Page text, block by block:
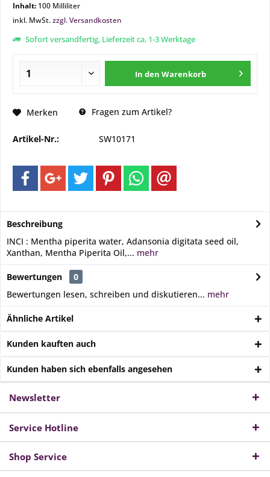
Inhalt: 100 Milliliter
inkl. MwSt.zzgl. Versandkosten
Sofort versandfertig, Lieferzeit ca. 1-3 Werktage
In den Warenkorb
Merken Fragen zum Artikel?
Artikel-Nr.: SW10171
Beschreibung
INCI : Mentha piperita water, Adansonia digitata seed oil,
Xanthan, Mentha Piperita Oil,... mehr
Bewertungen
0
Bewertungen lesen, schreiben und diskutieren... mehr
Ähnliche Artikel
Kunden kauften auch
Kunden haben sich ebenfalls angesehen
Newsletter
Service Hotline
Shop Service